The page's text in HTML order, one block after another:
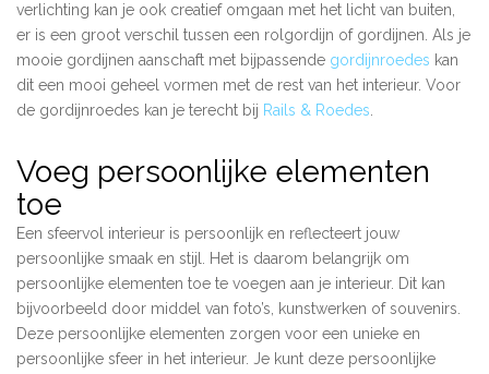
verlichting kan je ook creatief omgaan met het licht van buiten,
er is een groot verschil tussen een rolgordijn of gordijnen. Als je
mooie gordijnen aanschaft met bijpassende gordijnroedes kan
dit een mooi geheel vormen met de rest van het interieur. Voor
de gordijnroedes kan je terecht bij Rails & Roedes
Voeg persoonlijke elementen
toe
Een sfeervol interieur is persoonlijk en reflecteert jouw
persoonlijke smaak en stijl. Het is daarom belangrijk om
persoonlijke elementen toe te voegen aan je interieur. Dit kan
bijvoorbeeld door middel van foto’s, kunstwerken of souvenirs.
Deze persoonlijke elementen zorgen voor een unieke en
persoonlijke sfeer in het interieur. Je kunt deze persoonlijke